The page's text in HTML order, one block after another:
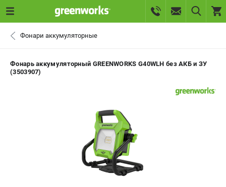
ВХОД ИЛИ РЕГИСТРАЦИЯ
ЗАКАЗАТЬ ЗАПЧАСТЬ
- ЗАКАЗ ЗАПЧАСТЕЙ
0 ₽
Фонари аккумуляторные
Фонарь аккумуляторный GREENWORKS G40WLH без АКБ и ЗУ
(3503907)